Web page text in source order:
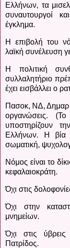
Ελλήνων, τα
συναυτουργοί
έγκλημα.
Η επιβολή του
λαϊκή συνέλευση
Η πολιτική
συλλαλητήριο
έχει εισβάλλει ο
Πασοκ, ΝΔ, Δημαρ
οργανώσεις.
υποστηρίζουν
Ελλήνων. Η βία
σωματική,
Νόμος είναι το
κεφαλαιοκράτη.
Όχι στις
Όχι στην
μνημείων.
Όχι στις
Πατρίδος.